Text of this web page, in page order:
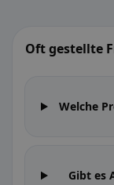
Oft gestellte
Welche
Gibt es